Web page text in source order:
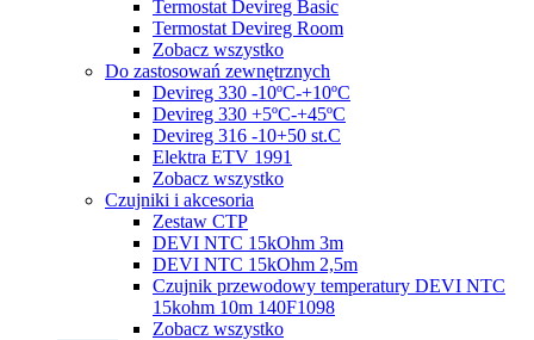
Termostat Devireg Basic
Termostat Devireg Room
Zobacz wszystko
Do zastosowań zewnętrznych
Devireg 330 -10ºC-+10ºC
Devireg 330 +5ºC-+45ºC
Devireg 316 -10+50 st.C
Elektra ETV 1991
Zobacz wszystko
Czujniki i akcesoria
Zestaw CTP
DEVI NTC 15kOhm 3m
DEVI NTC 15kOhm 2,5m
Czujnik przewodowy temperatury DEVI NTC
15kohm 10m 140F1098
Zobacz wszystko